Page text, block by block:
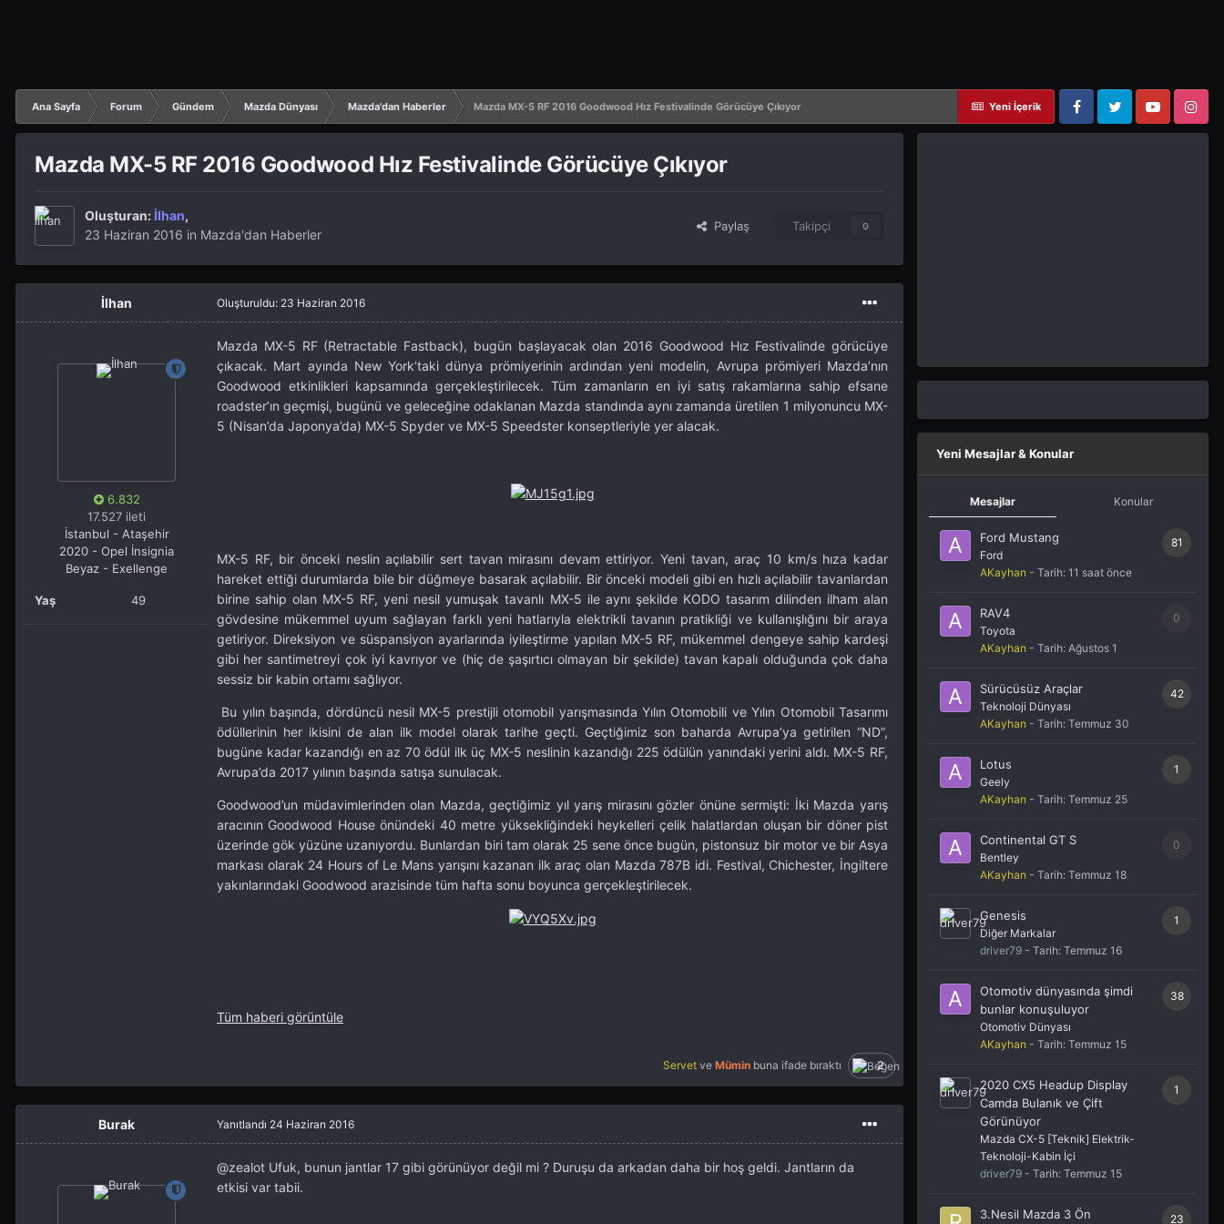
Yeni İçerik
Ana Sayfa Forum Gündem Mazda Dünyası Mazda'dan Haberler
Mazda MX-5 RF 2016 Goodwood Hız Festivalinde Görücüye Çıkıyor
FacebookTwitter YouTube Instagram
Mazda MX-5 RF 2016 Goodwood Hız Festivalinde Görücüye Çıkıyor
Oluşturan: İlhan,
23 Haziran 2016 in Mazda'dan Haberler
Paylaş Takipçi 0
İlhan
6.832
17.527 ileti
İstanbul - Ataşehir
2020 - Opel İnsignia
Beyaz - Exellenge
Yaş 49
Oluşturuldu: 23 Haziran 2016
Mazda MX-5 RF (Retractable Fastback), bugün başlayacak olan 2016 Goodwood Hız Festivalinde görücüye
çıkacak. Mart ayında New York’taki dünya prömiyerinin ardından yeni modelin, Avrupa prömiyeri Mazda’nın
Goodwood etkinlikleri kapsamında gerçekleştirilecek. Tüm zamanların en iyi satış rakamlarına sahip efsane
roadster’ın geçmişi, bugünü ve geleceğine odaklanan Mazda standında aynı zamanda üretilen 1 milyonuncu MX-
5 (Nisan’da Japonya’da) MX-5 Spyder ve MX-5 Speedster konseptleriyle yer alacak.
MX-5 RF, bir önceki neslin açılabilir sert tavan mirasını devam ettiriyor. Yeni tavan, araç 10 km/s hıza kadar
hareket ettiği durumlarda bile bir düğmeye basarak açılabilir. Bir önceki modeli gibi en hızlı açılabilir tavanlardan
birine sahip olan MX-5 RF, yeni nesil yumuşak tavanlı MX-5 ile aynı şekilde KODO tasarım dilinden ilham alan
gövdesine mükemmel uyum sağlayan farklı yeni hatlarıyla elektrikli tavanın pratikliği ve kullanışlığını bir araya
getiriyor. Direksiyon ve süspansiyon ayarlarında iyileştirme yapılan MX-5 RF, mükemmel dengeye sahip kardeşi
gibi her santimetreyi çok iyi kavrıyor ve (hiç de şaşırtıcı olmayan bir şekilde) tavan kapalı olduğunda çok daha
sessiz bir kabin ortamı sağlıyor.
Bu yılın başında, dördüncü nesil MX-5 prestijli otomobil yarışmasında Yılın Otomobili ve Yılın Otomobil Tasarımı
ödüllerinin her ikisini de alan ilk model olarak tarihe geçti. Geçtiğimiz son baharda Avrupa’ya getirilen “ND”,
bugüne kadar kazandığı en az 70 ödül ilk üç MX-5 neslinin kazandığı 225 ödülün yanındaki yerini aldı. MX-5 RF,
Avrupa’da 2017 yılının başında satışa sunulacak.
Goodwood’un müdavimlerinden olan Mazda, geçtiğimiz yıl yarış mirasını gözler önüne sermişti: İki Mazda yarış
aracının Goodwood House önündeki 40 metre yüksekliğindeki heykelleri çelik halatlardan oluşan bir döner pist
üzerinde gök yüzüne uzanıyordu. Bunlardan biri tam olarak 25 sene önce bugün, pistonsuz bir motor ve bir Asya
markası olarak 24 Hours of Le Mans yarışını kazanan ilk araç olan Mazda 787B idi. Festival, Chichester, İngiltere
yakınlarındaki Goodwood arazisinde tüm hafta sonu boyunca gerçekleştirilecek.
Tüm haberi görüntüle
Servet ve Mümin buna ifade bıraktı 2
Burak Yanıtlandı 24 Haziran 2016
@zealot Ufuk, bunun jantlar 17 gibi görünüyor değil mi ? Duruşu da arkadan daha bir hoş geldi. Jantların da
etkisi var tabii.
Yeni Mesajlar & Konular
Mesajlar Konular
81
Ford Mustang
Ford
AKayhan - Tarih: 11 saat önce
0
RAV4
Toyota
AKayhan - Tarih: Ağustos 1
42
Sürücüsüz Araçlar
Teknoloji Dünyası
AKayhan - Tarih: Temmuz 30
1
Lotus
Geely
AKayhan - Tarih: Temmuz 25
0
Continental GT S
Bentley
AKayhan - Tarih: Temmuz 18
1
Genesis
Diğer Markalar
driver79 - Tarih: Temmuz 16
38
Otomotiv dünyasında şimdi
bunlar konuşuluyor
Otomotiv Dünyası
AKayhan - Tarih: Temmuz 15
1
2020 CX5 Headup Display
Camda Bulanık ve Çift
Görünüyor
Mazda CX-5 [Teknik] Elektrik-
Teknoloji-Kabin İçi
driver79 - Tarih: Temmuz 15
23
3.Nesil Mazda 3 Ön